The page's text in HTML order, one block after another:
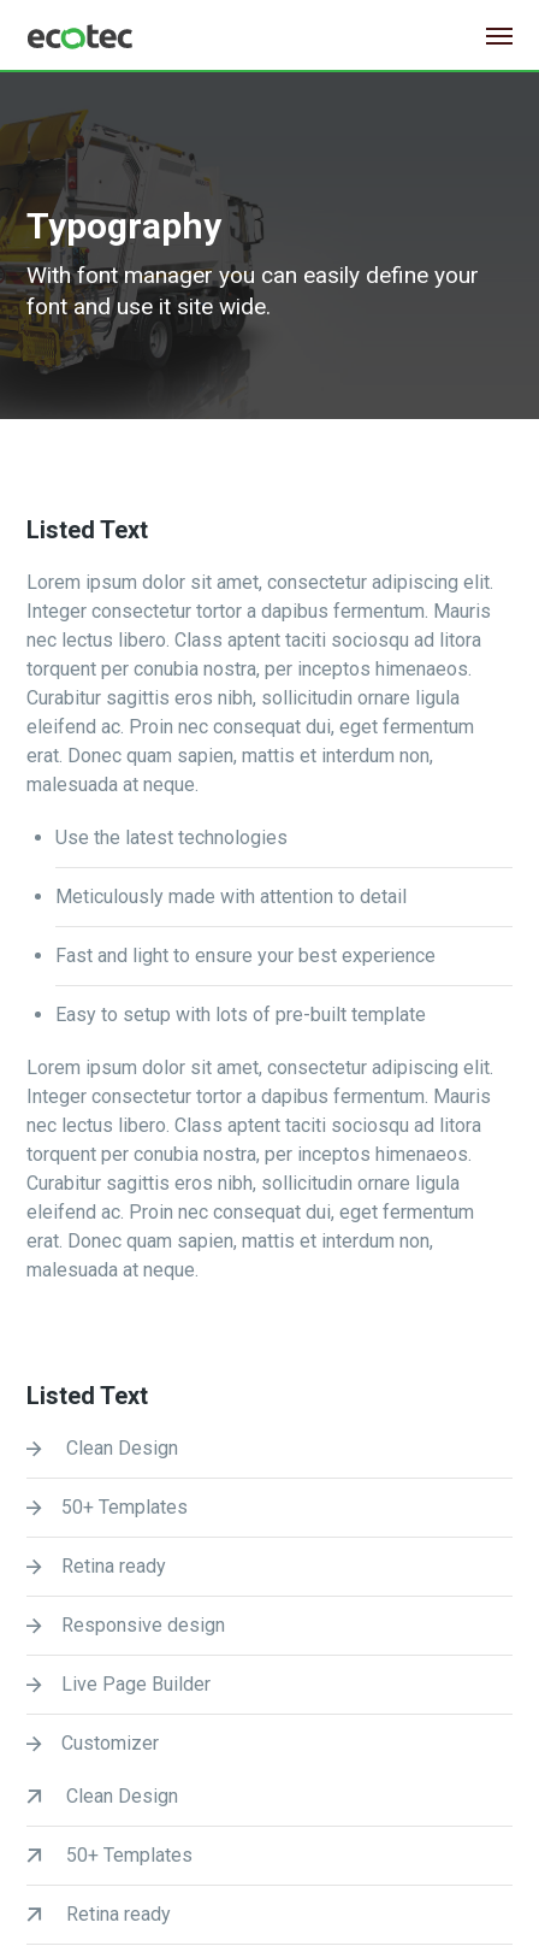
Typography
With font manager you can easily define your
font and use it site wide.
Listed Text
Lorem ipsum dolor sit amet, consectetur adipiscing elit.
Integer consectetur tortor a dapibus fermentum. Mauris
nec lectus libero. Class aptent taciti sociosqu ad litora
torquent per conubia nostra, per inceptos himenaeos.
Curabitur sagittis eros nibh, sollicitudin ornare ligula
eleifend ac. Proin nec consequat dui, eget fermentum
erat. Donec quam sapien, mattis et interdum non,
malesuada at neque.
Use the latest technologies
Meticulously made with attention to detail
Fast and light to ensure your best experience
Easy to setup with lots of pre-built template
Lorem ipsum dolor sit amet, consectetur adipiscing elit.
Integer consectetur tortor a dapibus fermentum. Mauris
nec lectus libero. Class aptent taciti sociosqu ad litora
torquent per conubia nostra, per inceptos himenaeos.
Curabitur sagittis eros nibh, sollicitudin ornare ligula
eleifend ac. Proin nec consequat dui, eget fermentum
erat. Donec quam sapien, mattis et interdum non,
malesuada at neque.
Listed Text
Clean Design
50+ Templates
Retina ready
Responsive design
Live Page Builder
Customizer
Clean Design
50+ Templates
Retina ready